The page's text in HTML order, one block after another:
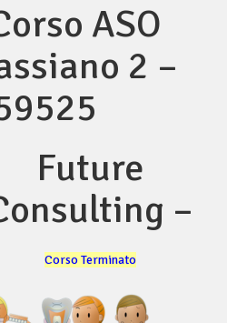
ASO
2 –
Future
–
Corso Terminato